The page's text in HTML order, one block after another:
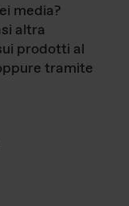
media?
altra
prodotti al
tramite